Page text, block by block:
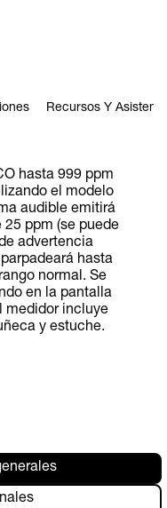
Recursos Y
hasta 999 ppm
el modelo
audible emitirá
ppm (se puede
advertencia
hasta
normal. Se
en la pantalla
medidor incluye
y estuche.